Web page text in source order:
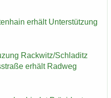
er­hält Un­ter­stüt­zung
Rack­witz/Schla­ditz
er­hält Rad­weg